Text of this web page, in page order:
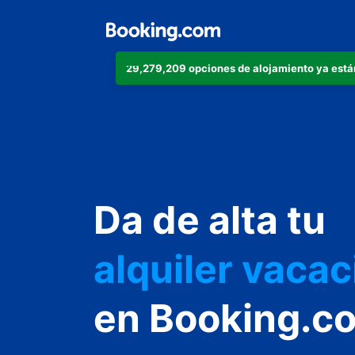
29,279,209 opciones de alojamiento ya
Da de alta tu
hotel
alquiler
hostal o
en